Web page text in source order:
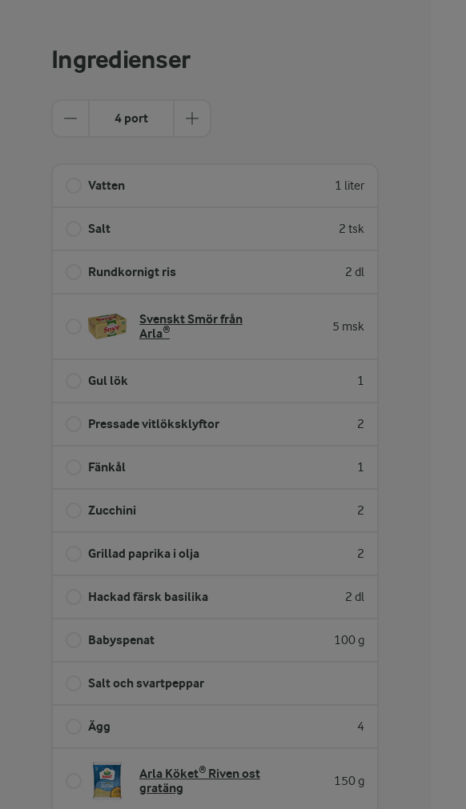
Ingredienser
4 port
Vatten 1 liter
Salt 2 tsk
Rundkornigt ris 2 dl
Svenskt Smör från
Arla®
5 msk
Gul lök 1
Pressade vitlöksklyftor 2
Fänkål 1
Zucchini 2
Grillad paprika i olja 2
Hackad färsk basilika 2 dl
Babyspenat 100 g
Salt och svartpeppar
Ägg 4
Arla Köket® Riven ost
gratäng
150 g